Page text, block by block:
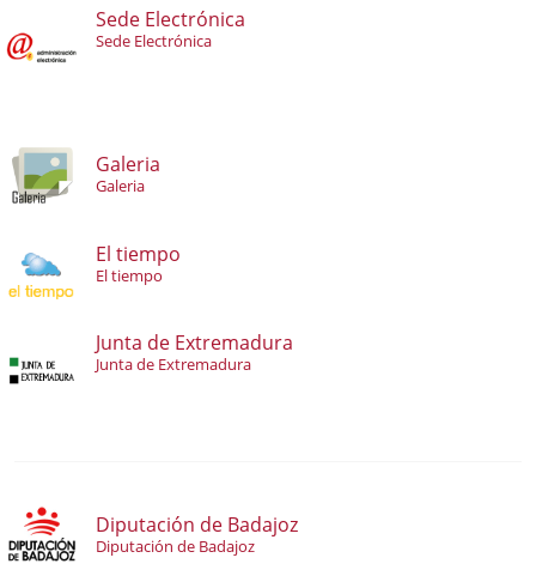
Sede Electrónica
Sede Electrónica
Galeria
Galeria
El tiempo
El tiempo
Junta de Extremadura
Junta de Extremadura
Diputación de Badajoz
Diputación de Badajoz